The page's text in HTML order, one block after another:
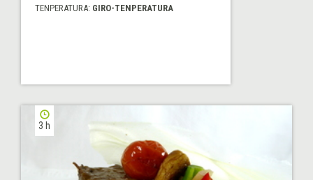
TENPERATURA: GIRO-TENPERATURA
3 h